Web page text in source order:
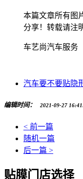
本篇文章所有图
分享！转载请注
车艺尚汽车服务
汽车要不要贴隐
编辑时间： 2021-09-27
< 前一篇
随机一篇
后一篇 >
贴膜门店选择